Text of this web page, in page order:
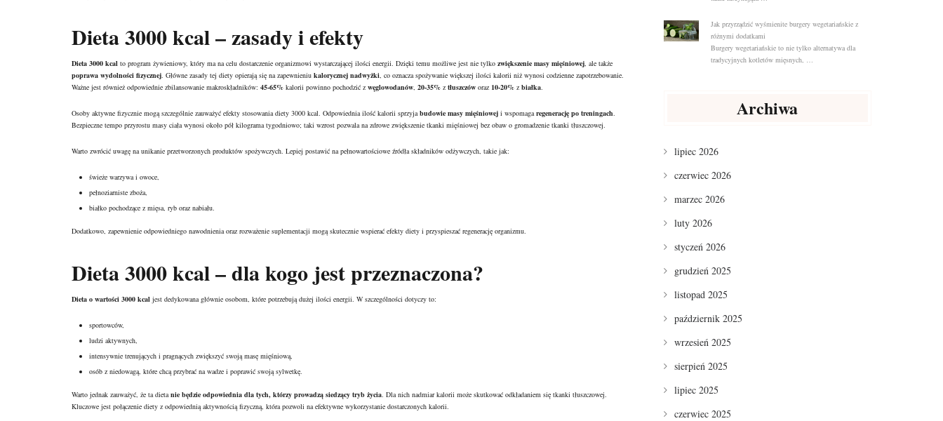
Dieta 3000 kcal – zasady i efekty
Dieta 3000 kcal to program żywieniowy, który ma na celu dostarczenie organizmowi wystarczającej ilości energii. Dzięki temu możliwe jest nie tylko zwiększenie masy mięśniowej, ale także
poprawa wydolności fizycznej. Główne zasady tej diety opierają się na zapewnieniu kalorycznej nadwyżki, co oznacza spożywanie większej ilości kalorii niż wynosi codzienne zapotrzebowanie.
Ważne jest również odpowiednie zbilansowanie makroskładników: 45-65% kalorii powinno pochodzić z węglowodanów, 20-35% z tłuszczów oraz 10-20% z białka.
Osoby aktywne fizycznie mogą szczególnie zauważyć efekty stosowania diety 3000 kcal. Odpowiednia ilość kalorii sprzyjabudowie masy mięśniowej i wspomagaregenerację po treningach.
Bezpieczne tempo przyrostu masy ciała wynosi około pół kilograma tygodniowo; taki wzrost pozwala na zdrowe zwiększenie tkanki mięśniowej bez obaw o gromadzenie tkanki tłuszczowej.
Warto zwrócić uwagę na unikanie przetworzonych produktów spożywczych. Lepiej postawić na pełnowartościowe źródła składników odżywczych, takie jak:
świeże warzywa i owoce,
pełnoziarniste zboża,
białko pochodzące z mięsa, ryb oraz nabiału.
Dodatkowo, zapewnienie odpowiedniego nawodnienia oraz rozważenie suplementacji mogą skutecznie wspierać efekty diety i przyspieszać regenerację organizmu.
Dieta 3000 kcal – dla kogo jest przeznaczona?
Dieta o wartości 3000 kcal jest dedykowana głównie osobom, które potrzebują dużej ilości energii. W szczególności dotyczy to:
sportowców,
ludzi aktywnych,
intensywnie trenujących i pragnących zwiększyć swoją masę mięśniową,
osób z niedowagą, które chcą przybrać na wadze i poprawić swoją sylwetkę.
Warto jednak zauważyć, że ta dietanie będzie odpowiednia dla tych, którzy prowadzą siedzący tryb życia. Dla nich nadmiar kalorii może skutkować odkładaniem się tkanki tłuszczowej.
Kluczowe jest połączenie diety z odpowiednią aktywnością fizyczną, która pozwoli na efektywne wykorzystanie dostarczonych kalorii.
Jak przyrządzić wyśmienite burgery wegetariańskie z
różnymi dodatkami
Burgery wegetariańskie to nie tylko alternatywa dla
tradycyjnych kotletów mięsnych, …
Archiwa
lipiec 2026
czerwiec 2026
marzec 2026
luty 2026
styczeń 2026
grudzień 2025
listopad 2025
październik 2025
wrzesień 2025
sierpień 2025
lipiec 2025
czerwiec 2025